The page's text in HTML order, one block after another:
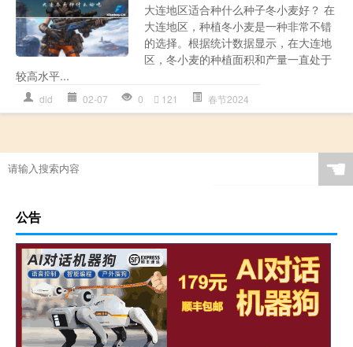
大连地区适合种什么种子冬小麦好？ 在
大连地区，种植冬小麦是一种非常不错
的选择。根据统计数据显示，在大连地
区，冬小麦的种植面积和产量一直处于
较高水平...
dld 02-07 0 121 春节2024
☚
公告